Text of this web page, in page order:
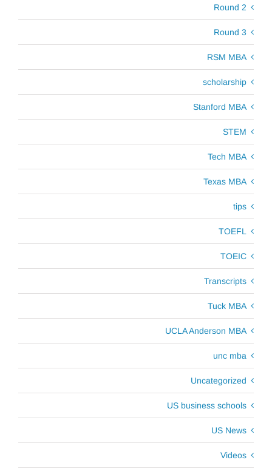
Round 2
Round 3
RSM MBA
scholarship
Stanford MBA
STEM
Tech MBA
Texas MBA
tips
TOEFL
TOEIC
Transcripts
Tuck MBA
UCLA Anderson MBA
unc mba
Uncategorized
US business schools
US News
Videos